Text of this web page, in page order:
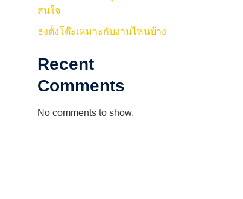
สนใจ
ธงตั้งโต๊ะเหมาะกับงานไหนบ้าง
Recent
Comments
No comments to show.